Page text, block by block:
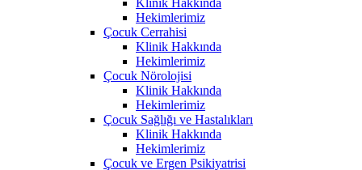
Hekimlerimiz
Çocuk Cerrahisi
Klinik Hakkında
Hekimlerimiz
Çocuk Nörolojisi
Klinik Hakkında
Hekimlerimiz
Çocuk Sağlığı ve Hastalıkları
Klinik Hakkında
Hekimlerimiz
Çocuk ve Ergen Psikiyatrisi